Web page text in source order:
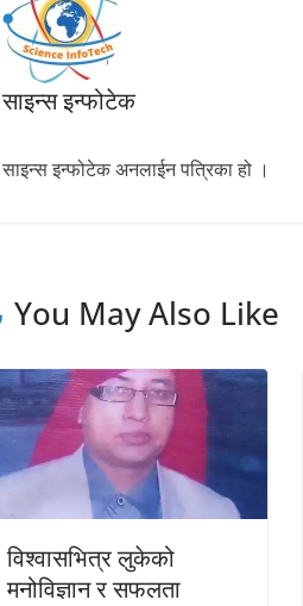
साइन्स इन्फोटेक
साइन्स इन्फोटेक अनलाईन पत्रिका हो ।
You May Also Like
विश्वासभित्र लुकेको
मनोविज्ञान र सफलता